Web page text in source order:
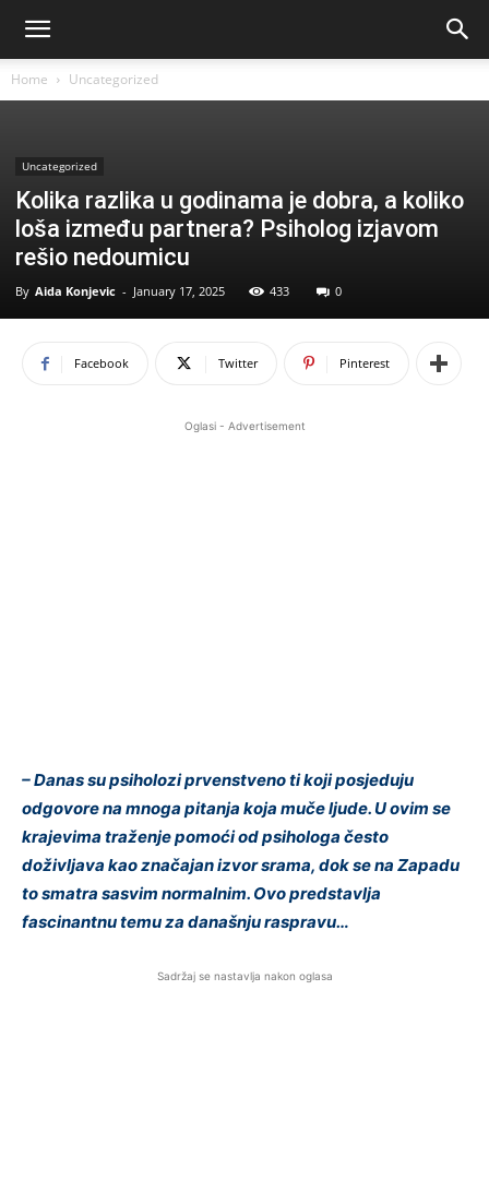
Home Uncategorized
Uncategorized
Kolika razlika u godinama je dobra, a koliko
loša između partnera? Psiholog izjavom
rešio nedoumicu
By Aida Konjevic - January 17, 2025 433 0
Facebook Twitter Pinterest
Oglasi - Advertisement
– Danas su psiholozi prvenstveno ti koji posjeduju
odgovore na mnoga pitanja koja muče ljude. U ovim se
krajevima traženje pomoći od psihologa često
doživljava kao značajan izvor srama, dok se na Zapadu
to smatra sasvim normalnim. Ovo predstavlja
fascinantnu temu za današnju raspravu…
Sadržaj se nastavlja nakon oglasa